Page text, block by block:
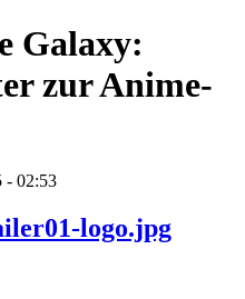
Galaxy:
zur Anime-
- 02:53
logo.jpg